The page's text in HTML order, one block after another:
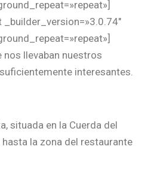
nos llevaban nuestros
interesantes.
situada en la Cuerda del
la zona del restaurante